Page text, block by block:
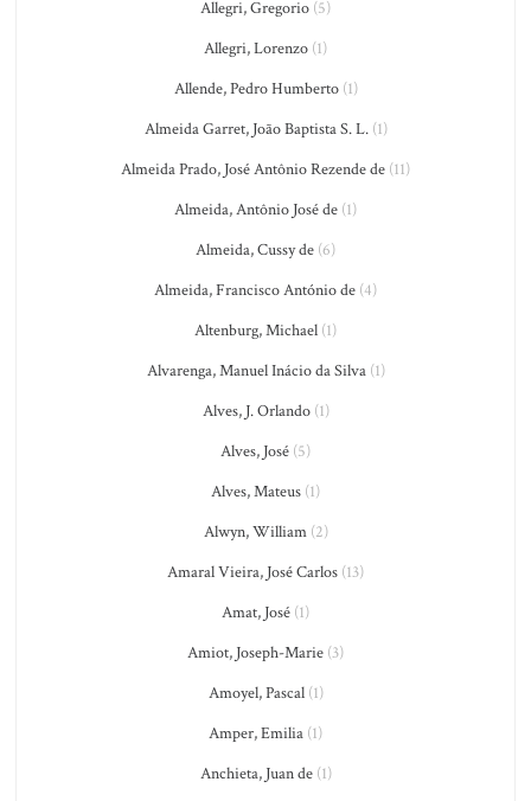
Allegri, Gregorio (5)
Allegri, Lorenzo (1)
Allende, Pedro Humberto(1)
Almeida Garret, João Baptista S. L.(1)
Almeida Prado, José Antônio Rezende de (11)
Almeida, Antônio José de (1)
Almeida, Cussy de (6)
Almeida, Francisco António de (4)
Altenburg, Michael (1)
Alvarenga, Manuel Inácio da Silva(1)
Alves, J. Orlando(1)
Alves, José (5)
Alves, Mateus (1)
Alwyn, William(2)
Amaral Vieira, José Carlos (13)
Amat, José (1)
Amiot, Joseph-Marie (3)
Amoyel, Pascal(1)
Amper, Emilia (1)
Anchieta, Juan de(1)